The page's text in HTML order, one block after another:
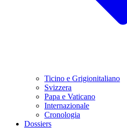
Ticino e Grigionitaliano
Svizzera
Papa e Vaticano
Internazionale
Cronologia
Dossiers